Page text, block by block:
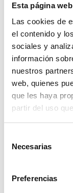
Esta página
Las cookies de
el contenido y
sociales y
información
nuestros
web, quienes
que les haya
partir del uso
Necesarias
Preferencias
Laurel molido
1,25
25,00 €
de
1,00€ - 20,00